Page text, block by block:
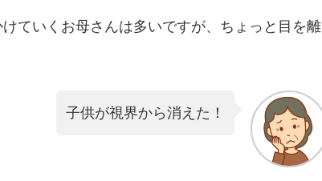
ていくお母さんは多いですが、ちょっと目を離
子供が視界から消えた！